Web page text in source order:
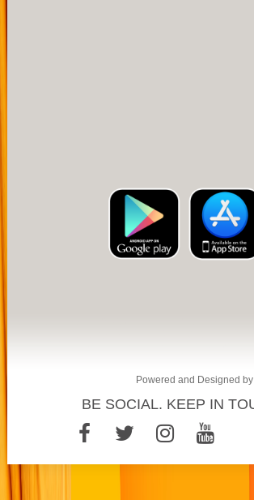
Powered and Designed
BE SOCIAL. KEEP IN